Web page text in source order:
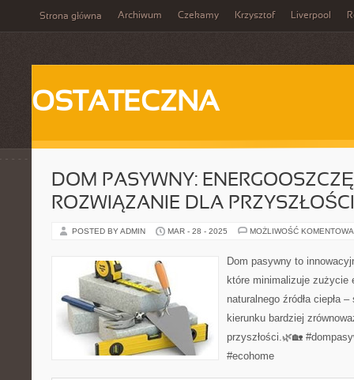
Strona główna Archiwum Czekamy Krzysztof Liverpool
OSTATECZNA
DOM PASYWNY:
ROZWIĄZANIE DLA PRZYSZŁOŚCI
POSTED BY ADMIN MAR - 28 - 2025 MOŻLIWOŚĆ
Dom pasywny to
które minimalizuje zużycie
naturalnego źródła ciepła
kierunku bardziej
przyszłości.🌿🏡
#ecohome